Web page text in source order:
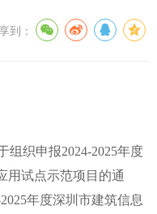
到：
织申报2024-2025年度
用试点示范项目的通
年度深圳市建筑信息